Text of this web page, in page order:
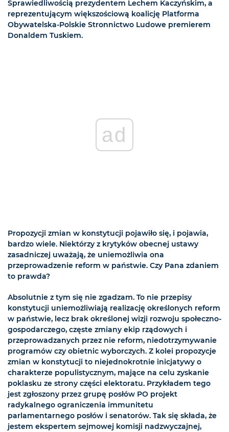
Sprawiedliwością prezydentem Lechem Kaczyńskim, a
reprezentującym większościową koalicję Platforma
Obywatelska-Polskie Stronnictwo Ludowe premierem
Donaldem Tuskiem.
ad
Propozycji zmian w konstytucji pojawiło się, i pojawia,
bardzo wiele. Niektórzy z krytyków obecnej ustawy
zasadniczej uważają, że uniemożliwia ona
przeprowadzenie reform w państwie. Czy Pana zdaniem
to prawda?
Absolutnie z tym się nie zgadzam. To nie przepisy
konstytucji uniemożliwiają realizację określonych reform
w państwie, lecz brak określonej wizji rozwoju społeczno-
gospodarczego, częste zmiany ekip rządowych i
przeprowadzanych przez nie reform, niedotrzymywanie
programów czy obietnic wyborczych. Z kolei propozycje
zmian w konstytucji to niejednokrotnie inicjatywy o
charakterze populistycznym, mające na celu zyskanie
poklasku ze strony części elektoratu. Przykładem tego
jest zgłoszony przez grupę posłów PO projekt
radykalnego ograniczenia immunitetu
parlamentarnego posłów i senatorów. Tak się składa, że
jestem ekspertem sejmowej komisji nadzwyczajnej,